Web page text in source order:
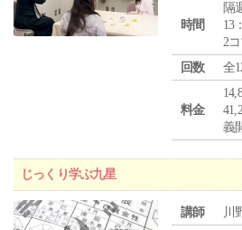
時間
隔
13
2コ
回数
全
料金
義
じっくり学ぶ九星
講師 川